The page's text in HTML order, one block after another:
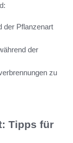
der Pflanzenart
der
zu
Tipps für